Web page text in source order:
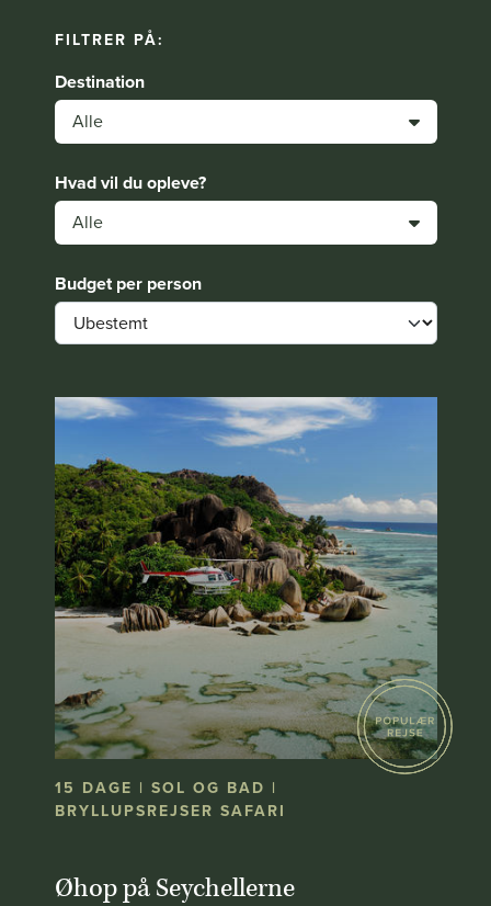
FILTRER PÅ:
Destination
Alle
Hvad vil du opleve?
Alle
Budget per person
15 DAGE | SOL OG BAD |
BRYLLUPSREJSER SAFARI
Øhop på Seychellerne